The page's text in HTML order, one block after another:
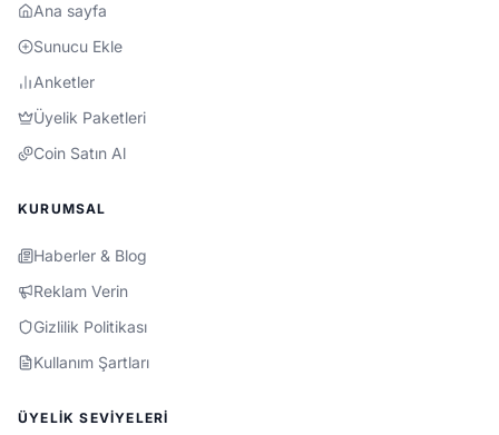
Ana sayfa
Sunucu Ekle
Anketler
Üyelik Paketleri
Coin Satın Al
KURUMSAL
Haberler & Blog
Reklam Verin
Gizlilik Politikası
Kullanım Şartları
ÜYELIK SEVIYELERI